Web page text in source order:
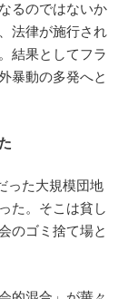
るのではないか
法律が施行され
結果としてフラ
暴動の多発へと
った大規模団地
た。そこは貧し
のゴミ捨て場と